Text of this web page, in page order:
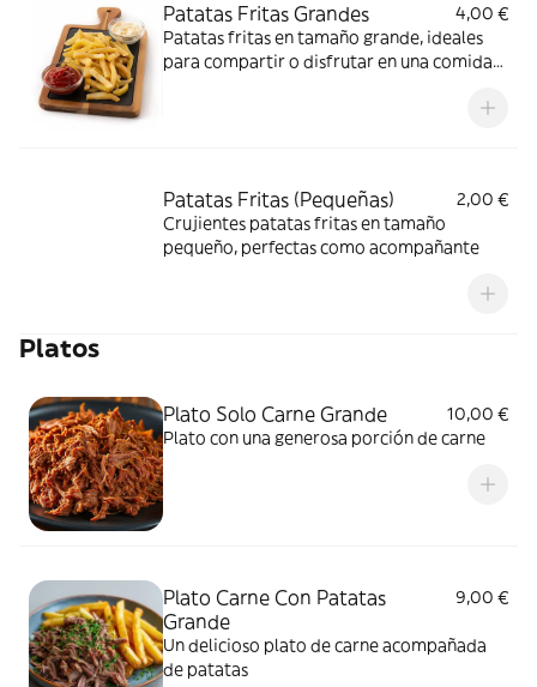
Patatas Fritas Grandes
4,00 €
Patatas fritas en tamaño grande, ideales
para compartir o disfrutar en una comida
Patatas Fritas (Pequeñas)
2,00 €
Crujientes patatas fritas en tamaño
pequeño, perfectas como acompañante
Platos
Plato Solo Carne Grande
10,00 €
Plato con una generosa porción de carne
Plato Carne Con Patatas
Grande
9,00 €
Un delicioso plato de carne acompañada
de patatas